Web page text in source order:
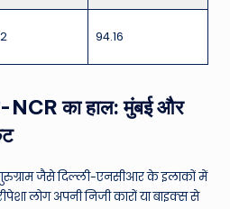
94.16
NCR का हाल: मुंबई और
गुरुग्राम जैसे दिल्ली-एनसीआर के इलाकों में
लोग अपनी निजी कारों या बाइक्स से